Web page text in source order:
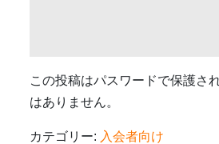
この投稿はパスワードで保護さ
はありません。
カテゴリー: 入会者向け